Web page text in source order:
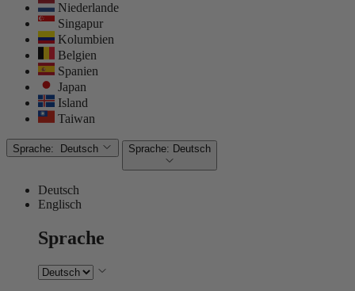
Niederlande
Singapur
Kolumbien
Belgien
Spanien
Japan
Island
Taiwan
Sprache: Deutsch Sprache: Deutsch
Deutsch
Englisch
Sprache